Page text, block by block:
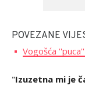
POVEZANE
Vogošća
"Izuzetna mi je